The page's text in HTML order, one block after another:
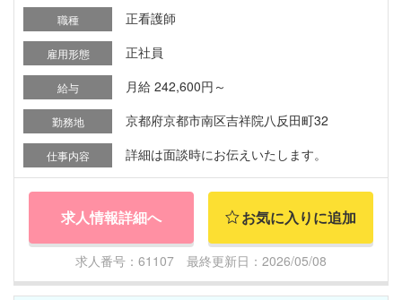
職種 正看護師
雇用形態 正社員
給与 月給 242,600円～
勤務地 京都府京都市南区吉祥院八反田町32
仕事内容 詳細は面談時にお伝えいたします。
求人情報詳細へ お気に入りに追加
求人番号：61107 最終更新日：2026/05/08